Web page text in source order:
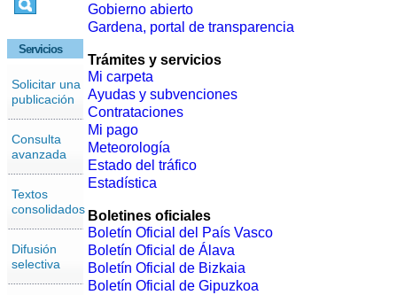
Servicios
Solicitar una
publicación
Consulta
avanzada
Textos
consolidados
Difusión
selectiva
Gobierno abierto
Gardena, portal de transparencia
Trámites y servicios
Mi carpeta
Ayudas y subvenciones
Contrataciones
Mi pago
Meteorología
Estado del tráfico
Estadística
Boletines oficiales
Boletín Oficial del País Vasco
Boletín Oficial de Álava
Boletín Oficial de Bizkaia
Boletín Oficial de Gipuzkoa